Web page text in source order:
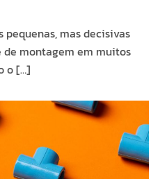
pequenas, mas decisivas
montagem em muitos
o […]